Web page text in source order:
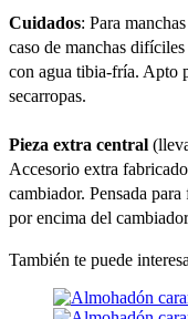
Cuidados: Para
caso de manchas
con agua tibia-fría. Apto
secarropas.
Pieza extra central
Accesorio extra
cambiador. Pensada
por encima del
También te puede